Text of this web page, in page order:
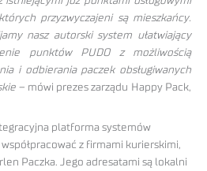
przyzwyczajeni są mieszkańcy.
nasz autorski system ułatwiający
punktów PUDO z możliwością
i odbierania paczek obsługiwanych
– mówi prezes zarządu Happy Pack,
platforma systemów
z firmami kurierskimi,
Paczka. Jego adresatami są lokalni